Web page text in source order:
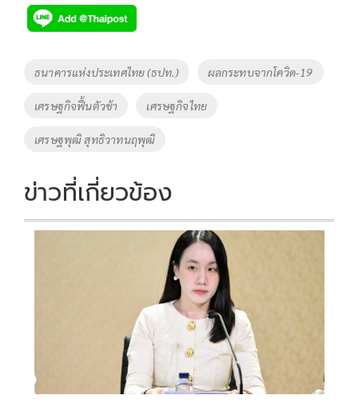
e
b
o
o
k
tt
er
p
y
Li
Tags
ธนาคารแห่งประเทศไทย (ธปท.) ผลกระทบจากโควิด-19
เศรษฐกิจฟื้นตัวช้า เศรษฐกิจไทย
เศรษฐพุฒิ สุทธิวาทนฤพุฒิ
ข่าวที่เกี่ยวข้อง